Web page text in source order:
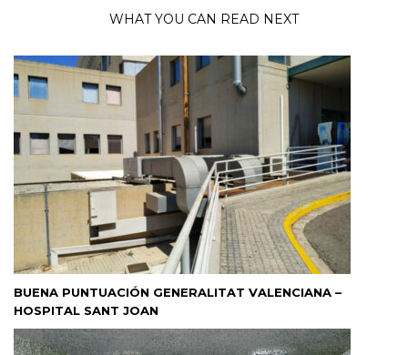
WHAT YOU CAN READ NEXT
BUENA PUNTUACIÓN GENERALITAT VALENCIANA –
HOSPITAL SANT JOAN